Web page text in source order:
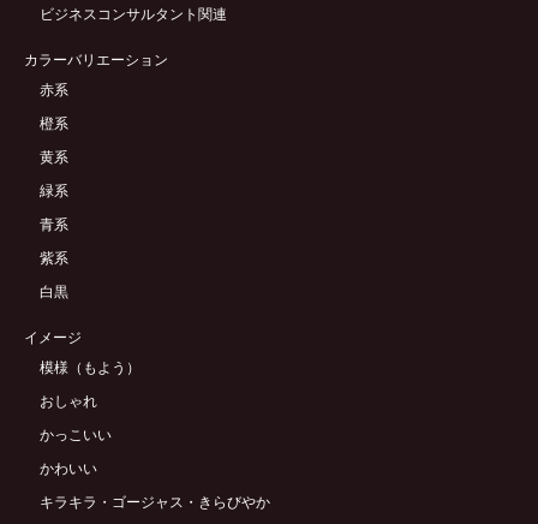
ビジネスコンサルタント関連
カラーバリエーション
赤系
橙系
黄系
緑系
青系
紫系
白黒
イメージ
模様（もよう）
おしゃれ
かっこいい
かわいい
キラキラ・ゴージャス・きらびやか